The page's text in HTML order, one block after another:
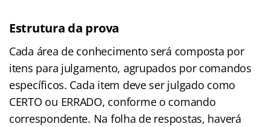
Estrutura da prova
Cada área de conhecimento será composta por
itens para julgamento, agrupados por comandos
específicos. Cada item deve ser julgado como
CERTO ou ERRADO, conforme o comando
correspondente. Na folha de respostas, haverá